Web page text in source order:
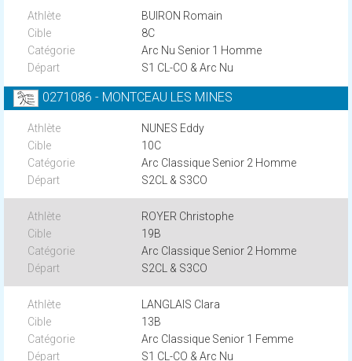
BUIRON Romain
8C
Arc Nu Senior 1 Homme
S1 CL-CO & Arc Nu
0271086 - MONTCEAU LES MINES
NUNES Eddy
10C
Arc Classique Senior 2 Homme
S2CL & S3CO
ROYER Christophe
19B
Arc Classique Senior 2 Homme
S2CL & S3CO
LANGLAIS Clara
13B
Arc Classique Senior 1 Femme
S1 CL-CO & Arc Nu